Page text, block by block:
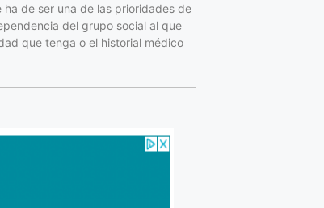
ha de ser una de las prioridades de
del grupo social al que
que tenga o el historial médico